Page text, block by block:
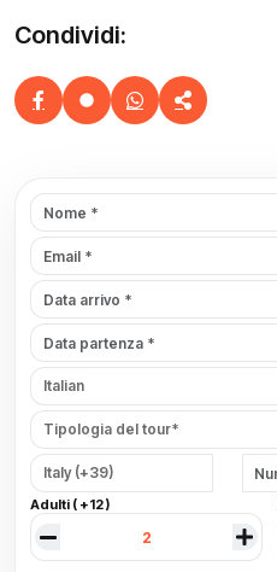
Condividi:
Adulti ( +12 )